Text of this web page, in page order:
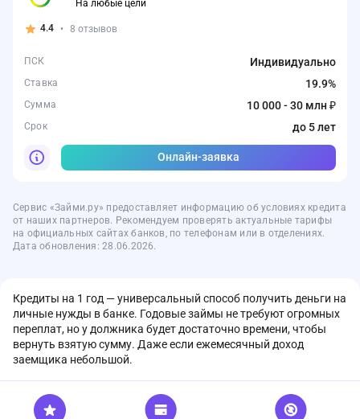
На любые цели
4.4 • 8 отзывов
ПСК Индивидуально
Ставка 19.9%
Сумма 10 000 - 30 млн ₽
Срок до 5 лет
Онлайн-заявка
Сервис «Займи.ру» предоставляет информацию об условиях кредита
от наших партнеров. Рекомендуем проверять актуальные тарифы
на официальных сайтах банков, по телефонам или в отделениях.
Дата обновления: 28.06.2026.
Кредиты на 1 год — универсальный способ получить деньги на
личные нужды в банке. Годовые займы не требуют огромных
переплат, но у должника будет достаточно времени, чтобы
вернуть взятую сумму. Даже если ежемесячный доход
заемщика небольшой.